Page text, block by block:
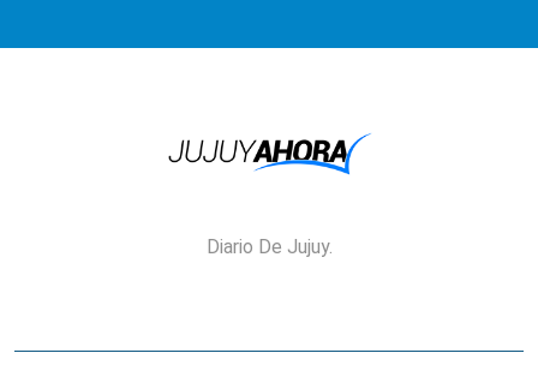
Jujuy Ahora!
Diario De Jujuy.